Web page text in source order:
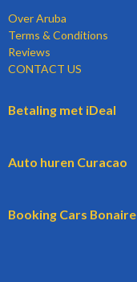
Over Aruba
Terms & Conditions
Reviews
CONTACT US
Betaling met iDeal
Auto huren Curacao
Booking Cars Bonaire